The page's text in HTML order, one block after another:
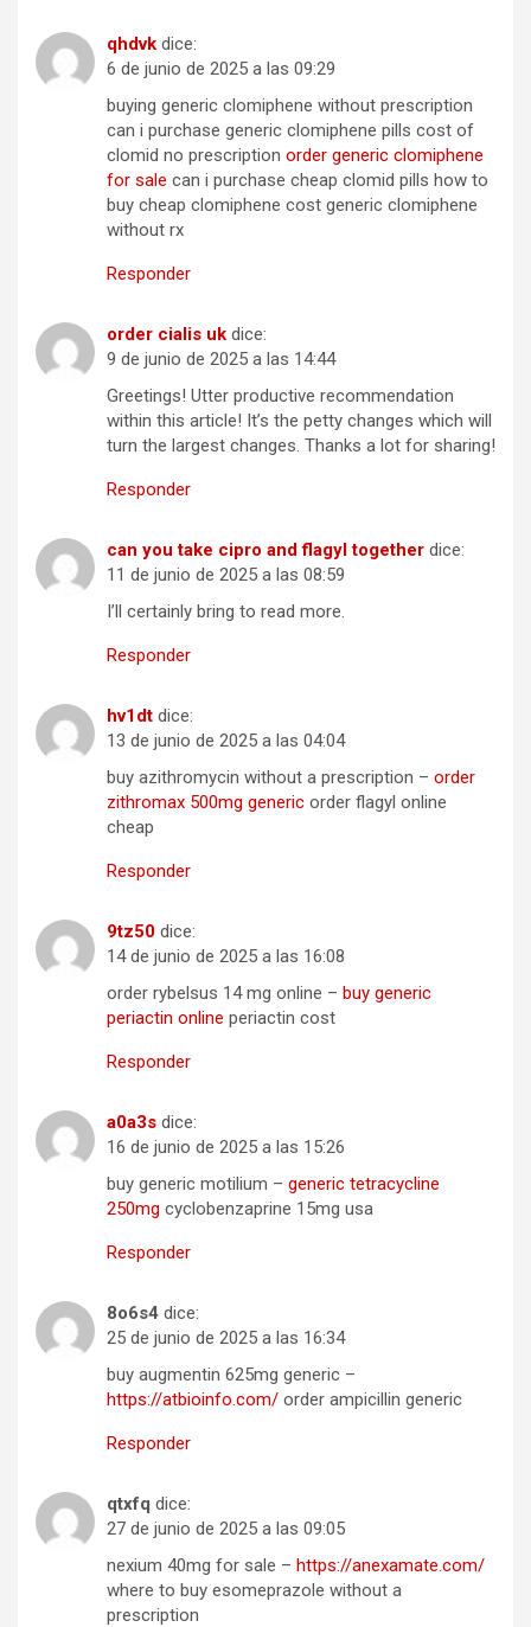
qhdvk dice:
6 de junio de 2025 a las 09:29
buying generic clomiphene without prescription
can i purchase generic clomiphene pills cost of
clomid no prescription order generic clomiphene
for sale can i purchase cheap clomid pills how to
buy cheap clomiphene cost generic clomiphene
without rx
Responder
order cialis uk dice:
9 de junio de 2025 a las 14:44
Greetings! Utter productive recommendation
within this article! It’s the petty changes which will
turn the largest changes. Thanks a lot for sharing!
Responder
can you take cipro and flagyl together dice:
11 de junio de 2025 a las 08:59
I’ll certainly bring to read more.
Responder
hv1dt dice:
13 de junio de 2025 a las 04:04
buy azithromycin without a prescription – order
zithromax 500mg generic order flagyl online
cheap
Responder
9tz50 dice:
14 de junio de 2025 a las 16:08
order rybelsus 14 mg online – buy generic
periactin online periactin cost
Responder
a0a3s dice:
16 de junio de 2025 a las 15:26
buy generic motilium – generic tetracycline
250mg cyclobenzaprine 15mg usa
Responder
8o6s4 dice:
25 de junio de 2025 a las 16:34
buy augmentin 625mg generic –
https://atbioinfo.com/ order ampicillin generic
Responder
qtxfq dice:
27 de junio de 2025 a las 09:05
nexium 40mg for sale – https://anexamate.com/
where to buy esomeprazole without a
prescription